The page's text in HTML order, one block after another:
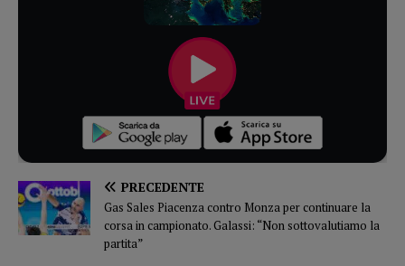
PRECEDENTE
Gas Sales Piacenza contro Monza per continuare la
corsa in campionato. Galassi: “Non sottovalutiamo la
partita”